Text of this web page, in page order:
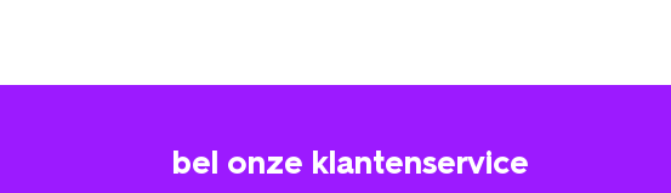
bel onze klantenservice